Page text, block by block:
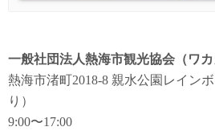
一般社団法人熱海市観光協会（ワカ
熱海市渚町2018-8 親水公園レイン
り）
9:00〜17:00